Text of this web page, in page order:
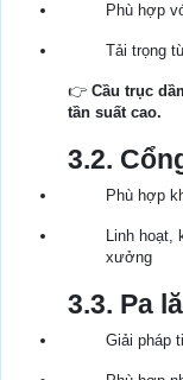
Phù hợp
Tải trọng
👉 Cầu trục
tần suất cao.
3.2.
Phù hợp
Linh hoạt,
xưởng
3.3. Pa
Giải pháp